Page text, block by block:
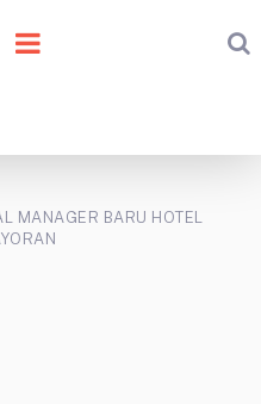
MANAGER BARU HOTEL